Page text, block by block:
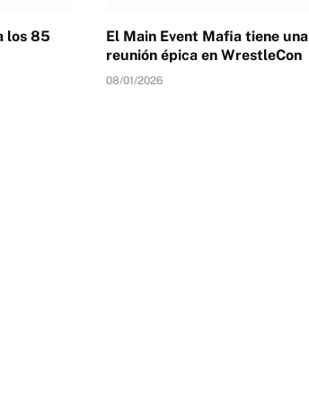
los 85
El Main Event Mafia tiene una
reunión épica en WrestleCon
08/01/2026